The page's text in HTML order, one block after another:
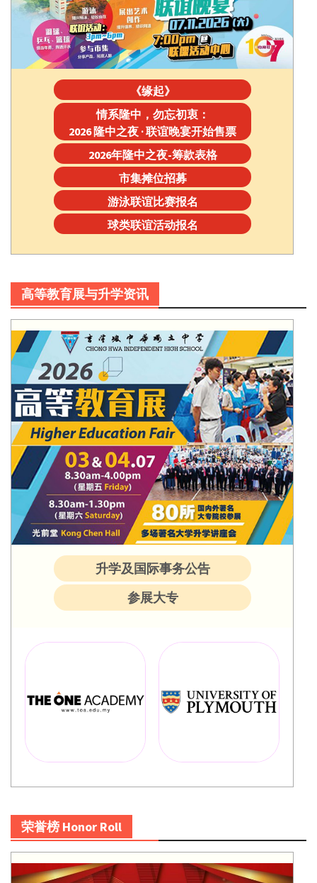
《缘起》
情系隆中，勿忘初衷：
2026 隆中之夜 · 联谊晚宴开始售票
2026年隆中之夜-筹款表格
市集摊位招募
游泳联谊比赛报名
球类联谊活动报名
高等教育展与升学资讯
升学及国际事务公告
参展大专
荣誉榜 Honor Roll